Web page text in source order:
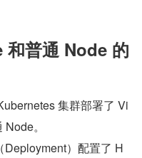
普通 Node 的
集群部署了 Vi
。
）配置了 H